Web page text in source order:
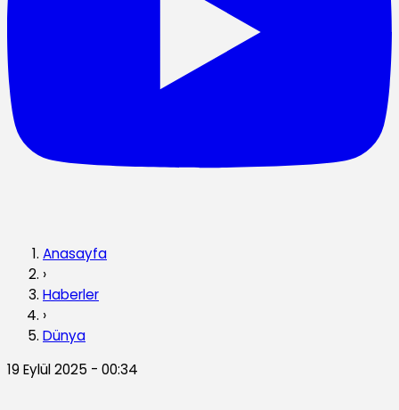
Anasayfa
›
Haberler
›
Dünya
19 Eylül 2025 - 00:34